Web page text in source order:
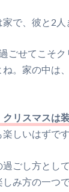
で、彼と2
ごせてこそ
。家の中は
リスマスは
しいはずです
ごし方とし
み方の一つで